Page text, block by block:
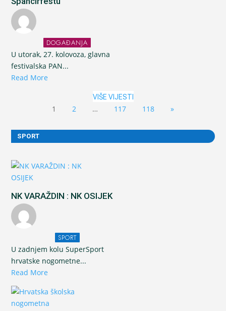
DOGAĐANJA
U utorak, 27. kolovoza, glavna
festivalska PAN...
Read More
VIŠE VIJESTI
1 2 … 117 118 »
SPORT
NK VARAŽDIN : NK OSIJEK
SPORT
U zadnjem kolu SuperSport
hrvatske nogometne...
Read More